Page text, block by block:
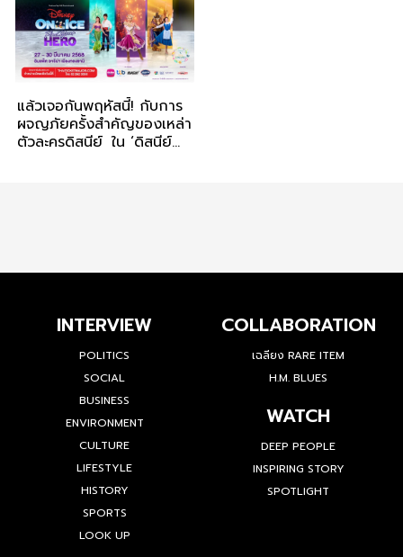
แล้วเจอกันพฤหัสนี้! กับการ
ผจญภัยครั้งสำคัญของเหล่า
ตัวละครดิสนีย์ ใน ‘ดิสนีย์
INTERVIEW
POLITICS
SOCIAL
BUSINESS
ENVIRONMENT
CULTURE
LIFESTYLE
HISTORY
SPORTS
LOOK UP
COLLABORATION
เฉลียง RARE ITEM
H.M. BLUES
WATCH
DEEP PEOPLE
INSPIRING STORY
SPOTLIGHT